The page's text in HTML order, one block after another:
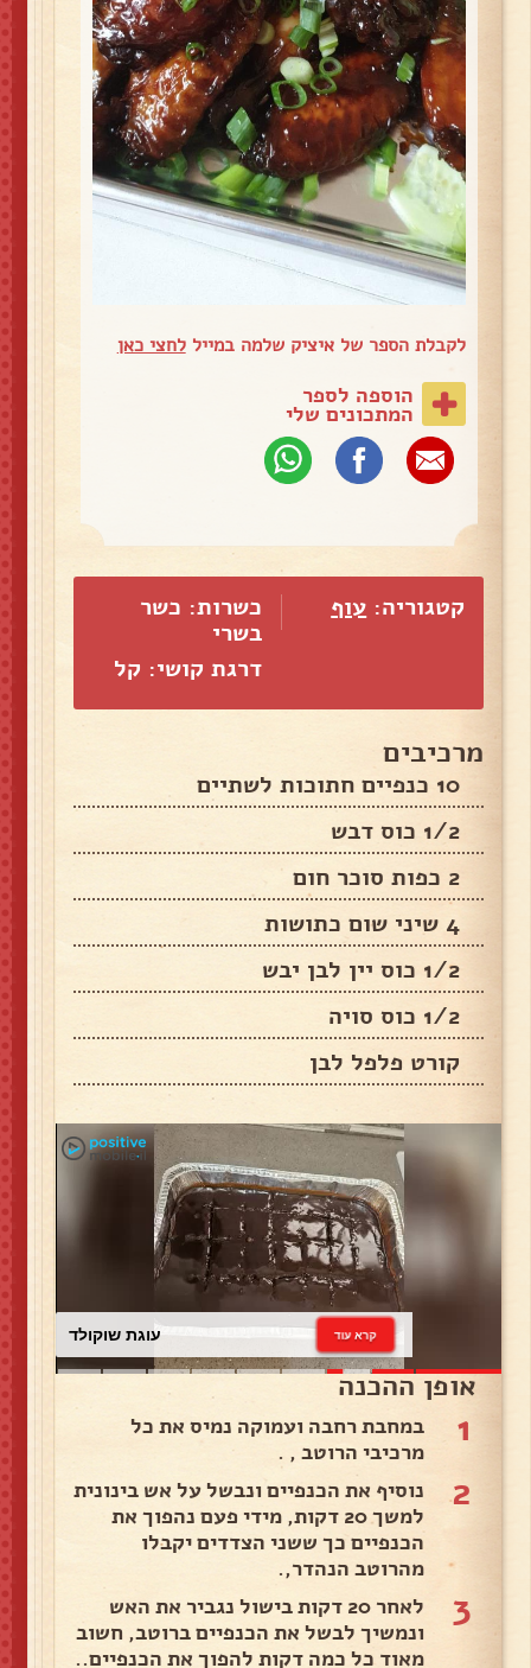
לקבלת הספר של איציק שלמה במייללחצי כאן
הוספה לספר
המתכונים שלי
קטגוריה: עוף
כשרות: כשר
בשרי
דרגת קושי: קל
מרכיבים
10 כנפיים חתוכות לשתיים
1/2 כוס דבש
2 כפות סוכר חום
4 שיני שום כתושות
1/2 כוס יין לבן יבש
1/2 כוס סויה
קורט פלפל לבן
עוגת שוקולד קרא עוד
אופן ההכנה
1
במחבת רחבה ועמוקה נמיס את כל
מרכיבי הרוטב , .
2
נוסיף את הכנפיים ונבשל על אש בינונית
למשך 20 דקות, מידי פעם נהפוך את
הכנפיים כך ששני הצדדים יקבלו
מהרוטב הנהדר,.
3
לאחר 20 דקות בישול נגביר את האש
ונמשיך לבשל את הכנפיים ברוטב, חשוב
מאוד כל כמה דקות להפוך את הכנפיים..